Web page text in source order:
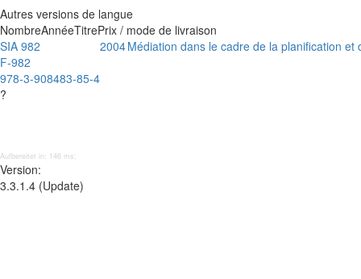
Autres versions de langue
NombreAnnéeTitrePrix / mode de livraison
SIA 982
F-982
978-3-908483-85-4
?
2004Médiation dans le cadre de la planification et
Aufbereitet in: 146 ms;
Version:
3.3.1.4 (Update)